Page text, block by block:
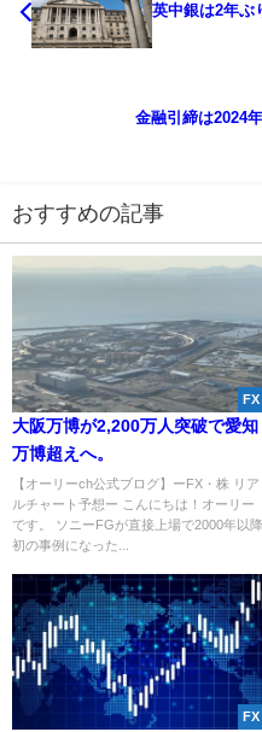
英中銀は2年ぶ
金融引締は2024
おすすめの記事
FX
大阪万博が2,200万人突破で愛知
万博超えへ。
【オーリーch公式ブログ】ーFX・株 リア
ルチャート予想ー こんにちは！オーリー
です。 ソニーFGが直接上場で2000年以降
初の事例になった...
FX